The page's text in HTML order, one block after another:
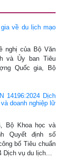
về du lịch mạo
nghị của Bộ Văn
và Ủy ban Tiêu
Quốc gia, Bộ
14196:2024 Dịch
doanh nghiệp lữ
Bộ Khoa học và
Quyết định số
bố Tiêu chuẩn
Dịch vụ du lịch…